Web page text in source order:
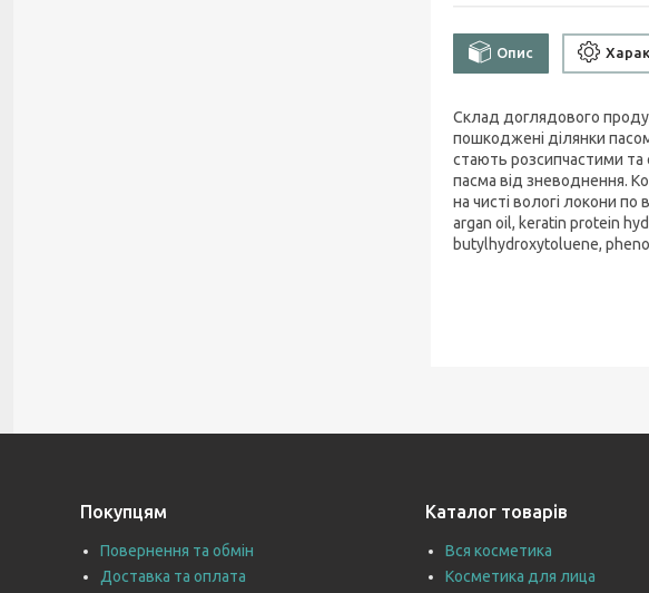
Опис
Склад доглядового
пошкоджені ділянки
стають розсипчастими та
пасма від зневоднення.
на чисті вологі локони
argan oil, keratin protein
butylhydroxytoluene,
Покупцям
Повернення та обмін
Доставка та оплата
Каталог товарів
Вся косметика
Косметика для лица